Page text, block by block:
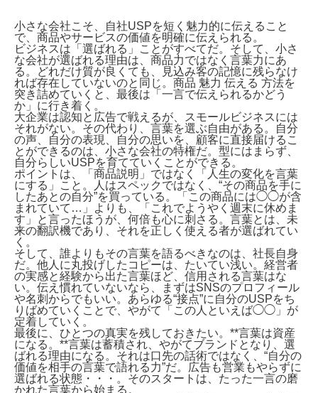
小さな会社こそ、自社USPを短く魅力的に伝えること
で、商品やサービスの価値を明確に伝えられる。
ビジネスは「選ばれる」ことがすべてだ。そして、小さ
な会社が選ばれる理由は、商品力ではなく言葉力にあ
る。どれだけ質が良くても、見込み客の記憶に残らなけ
れば存在していないのと同じ。商品 魅力 伝える 方法を
突き詰めていくと、最後は「一言で伝えられるかどう
か」に行き着く。
大企業は認知と広告で戦えるが、スモールビジネスには
それがない。その代わり、言葉を選ぶ自由がある。自分
の声、自分の表現、自分の思いを、顧客に直接届けるこ
とができるのは、小さな会社の特権だ。型にはまらず、
自分らしいUSPを育てていくことができる。
ポイントは、「商品説明」ではなく「人生の変化を言葉
にする」こと。人はスペックではなく、“その商品を手に
したあとの自分”を買っている。「この商品には◯◯が含
まれていて…」よりも、「これでようやく週末に休めま
す」と言ったほうが、何倍も心に刺さる。言葉とは、未
来の翻訳機であり、それを正しく使える者が選ばれてい
く。
そして、誰よりもその言葉を語るべきなのは、社長自身
だ。他人に丸投げしたコピーは、たいてい浅い。経営者
の実感と経験から出た言葉ほど、信用される言葉はな
い。伝え慣れていないなら、まずはSNSのプロフィール
や名刺からでもいい。あらゆる“接点”に自分のUSPをち
りばめていくことで、やがて「この人といえば◯◯」が
定着していく。
最後に、ひとつの真実を残しておきたい。**言葉は資産
になる。**言葉は蓄積され、やがてブランドとなり、選
ばれる理由になる。それは口先の話術ではなく、“自分の
価値を相手の言葉で語れる力”だ。広告も営業もやらずに
選ばれる状態・・・。そのスタートは、たった一言の磨
かれた言葉から始まる。